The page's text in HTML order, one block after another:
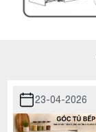
23-04-2026